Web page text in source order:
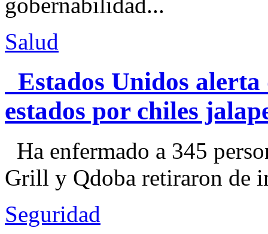
gobernabilidad...
Salud
Estados Unidos alerta
estados por chiles
Ha enfermado a 345
Grill y Qdoba retiraron de
Seguridad